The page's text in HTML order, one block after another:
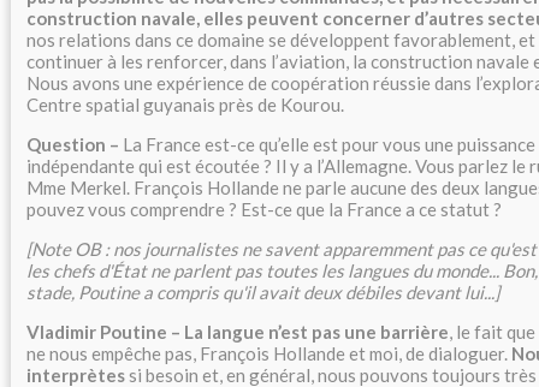
construction navale, elles peuvent concerner d’autres
nos relations dans ce domaine se développent favorablement,
continuer à les renforcer, dans l’aviation, la construction navale
Nous avons une expérience de coopération réussie dans
Centre spatial guyanais près de Kourou.
Question – La France est-ce qu’elle est pour vous une
indépendante qui est écoutée ? Il y a l’Allemagne. Vous parlez le
Mme Merkel. François Hollande ne parle aucune des deux
pouvez vous comprendre ? Est-ce que la France a ce statut ?
[Note OB : nos journalistes ne savent apparemment pas ce
les chefs d'État ne parlent pas toutes les langues du monde...
stade, Poutine a compris qu'il avait deux débiles devant lui...]
Vladimir Poutine – La langue n’est pas une barrière, le fait
ne nous empêche pas, François Hollande et moi, de dialoguer.
interprètessi besoin et, en général, nous pouvons toujours